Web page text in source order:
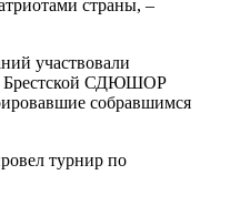
страны, –
участвовали
Брестской СДЮШОР
собравшимся